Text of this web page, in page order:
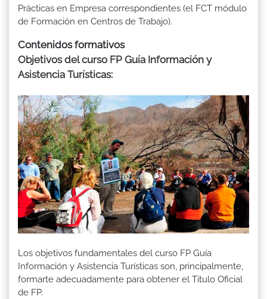
Prácticas en Empresa correspondientes (el FCT módulo
de Formación en Centros de Trabajo).
Contenidos formativos
Objetivos del curso FP Guía Información y
Asistencia Turísticas:
Los objetivos fundamentales del curso FP Guía
Información y Asistencia Turísticas son, principalmente,
formarte adecuadamente para obtener el Titulo Oficial
de FP.